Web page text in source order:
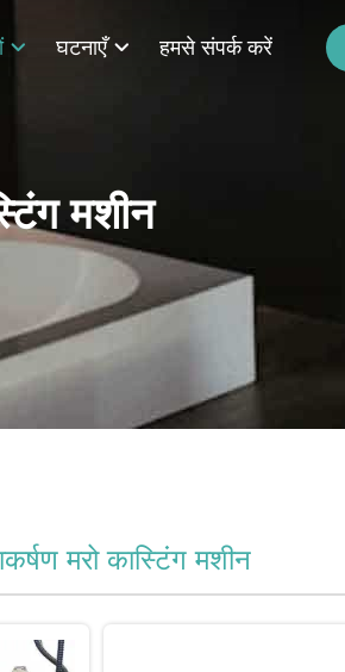
घटनाएँ हमसे संपर्क करें
मशीन
मरो कास्टिंग मशीन